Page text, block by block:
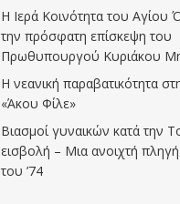
Η Ιερά Κοινότητα του Αγίου
την πρόσφατη επίσκεψη του
Πρωθυπουργού Κυριάκου
Η νεανική παραβατικότητα
«Άκου Φίλε»
Βιασμοί γυναικών κατά την
εισβολή – Μια ανοιχτή πληγή
του ’74